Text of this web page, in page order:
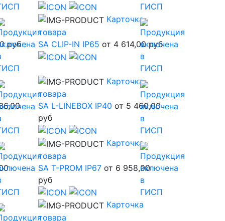
руб
Карточка
товара
SA CLIP-IN IP65 от 4 614,00 руб
Карточка
товара
SA L-LINEBOX IP40 от 5 460,00
руб
Карточка
товара
SA T-PROM IP67 от 6 958,00
руб
Карточка
товара